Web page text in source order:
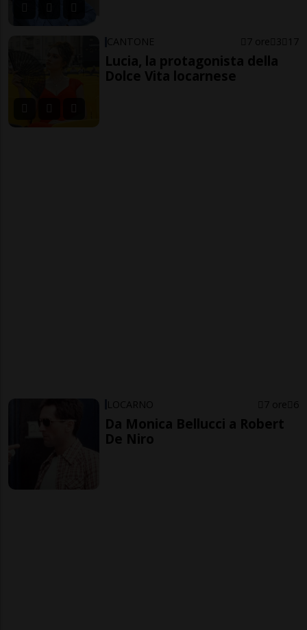
CANTONE 7 ore 3 17
Lucia, la protagonista della
Dolce Vita locarnese
LOCARNO 7 ore 6
Da Monica Bellucci a Robert
De Niro